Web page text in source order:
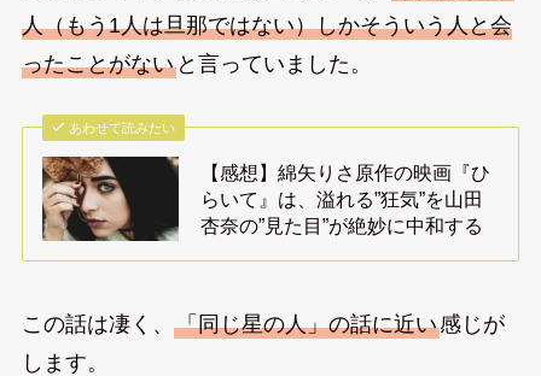
人（もう1人は旦那ではない）しかそういう人と会
ったことがないと言っていました。
あわせて読みたい
【感想】綿矢りさ原作の映画『ひ
らいて』は、溢れる”狂気”を山田
杏奈の”見た目”が絶妙に中和する
この話は凄く、 「同じ星の人」の話に近い感じが
します。